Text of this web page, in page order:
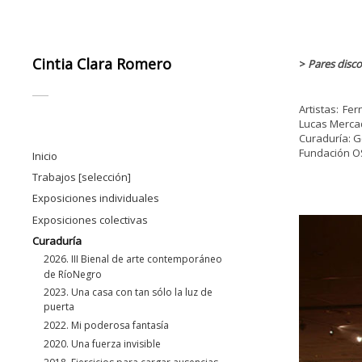
Cintia Clara Romero
Inicio
Trabajos [selección]
Coreografía inestable para una sincronía
Ejercicios públicos
Sala de prácticas
Formas de acción
Videoperformance
Fotografía
Sobreexposición
Exposiciones individuales
2024. Miración
2015. Cuerpo de intenciones
2013. Entre la decepción y la esperanza
2011. La persistencia del deseo
2009. Elijo mi propia aventura
Exposiciones colectivas
2025. Salón Anual Nacional de Santa Fe
2025. Selección Caillet Bois
2023. Cuando la casa se quema.
Bienalsur
2023. La mirada caminante. Bienalsur
2022. 99º Salón Nacional de Santa Fe
2022. Las olas del deseo
Curaduría
2026. III Bienal de arte contemporáneo
de RíoNegro
2023. Una casa con tan sólo la luz de
puerta
2022. Mi poderosa fantasía
2020. Una fuerza invisible
> Pares
Artistas:
Lucas
Curaduría:
Fundación